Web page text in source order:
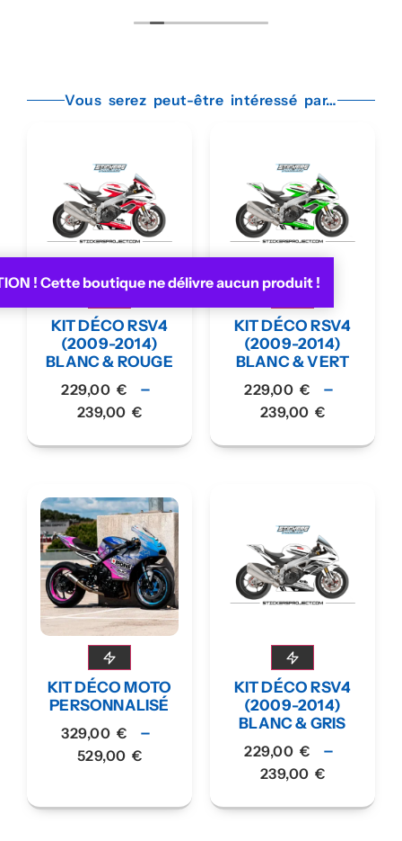
! Cette boutique ne délivre aucun produit !
Vous serez peut-être intéressé par…
KIT DÉCO RSV4
(2009-2014)
BLANC & ROUGE
229,00 € –
239,00 €
KIT DÉCO RSV4
(2009-2014)
BLANC & VERT
229,00 € –
239,00 €
KIT DÉCO MOTO
PERSONNALISÉ
329,00 € –
529,00 €
KIT DÉCO RSV4
(2009-2014)
BLANC & GRIS
229,00 € –
239,00 €